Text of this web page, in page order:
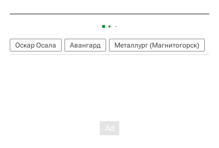
Оскар Осала Авангард Металлург (Магнитогорск)